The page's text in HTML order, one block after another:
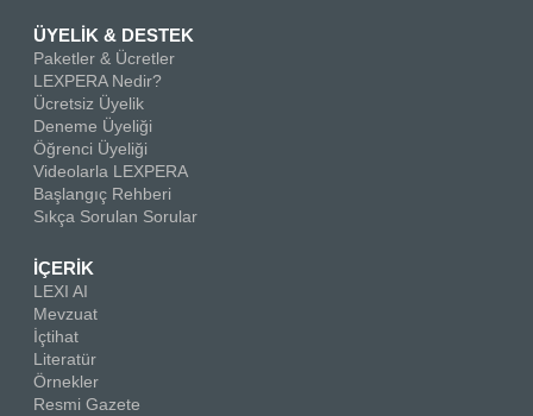
ÜYELİK & DESTEK
Paketler & Ücretler
LEXPERA Nedir?
Ücretsiz Üyelik
Deneme Üyeliği
Öğrenci Üyeliği
Videolarla LEXPERA
Başlangıç Rehberi
Sıkça Sorulan Sorular
İÇERİK
LEXI AI
Mevzuat
İçtihat
Literatür
Örnekler
Resmi Gazete